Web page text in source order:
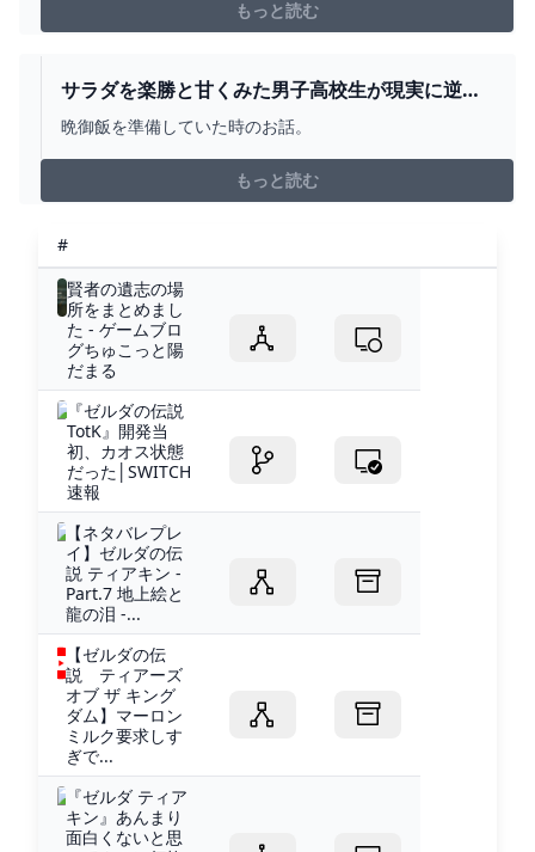
もっと読む
サラダを楽勝と甘くみた男子高校生が現実に逆襲
されてしまう→結果 : コミックエッセイ えむふじ
晩御飯を準備していた時のお話。
もっと読む
#
賢者の遺志の場
所をまとめまし
た - ゲームブロ
グちゅこっと陽
だまる
『ゼルダの伝説
TotK』開発当
初、カオス状態
だった│SWITCH
速報
【ネタバレプレ
イ】ゼルダの伝
説 ティアキン -
Part.7 地上絵と
龍の泪 -...
【ゼルダの伝
説 ティアーズ
オブ ザ キング
ダム】マーロン
ミルク要求しす
ぎで...
『ゼルダ ティア
キン』あんまり
面白くないと思